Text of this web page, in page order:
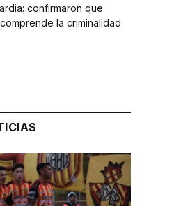
confirmaron que
la criminalidad